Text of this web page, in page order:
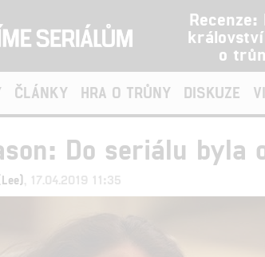
o
ČLÁNKY HRA O TRŮNY DISKUZE
Do seriálu byla
, 17.04.2019 11:35